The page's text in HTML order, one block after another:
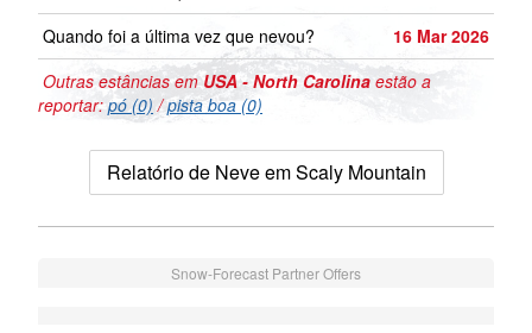
Quando foi a última vez que nevou?
16 Mar 2026
Outras estâncias emUSA - North Carolina estão a
reportar: pó (0) /pista boa (0)
Relatório de Neve em Scaly Mountain
Snow-Forecast Partner Offers